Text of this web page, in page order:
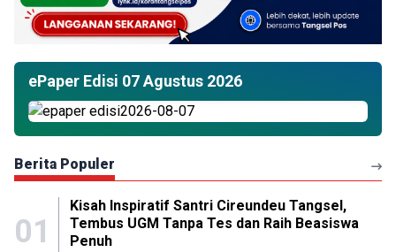
ePaper Edisi 07 Agustus 2026
Berita Populer
01
Kisah Inspiratif Santri Cireundeu Tangsel,
Tembus UGM Tanpa Tes dan Raih Beasiswa
Penuh